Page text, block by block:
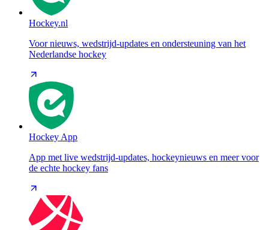
Hockey.nl
Voor nieuws, wedstrijd-updates en ondersteuning van het
Nederlandse hockey
Hockey App
App met live wedstrijd-updates, hockeynieuws en meer voor
de echte hockey fans